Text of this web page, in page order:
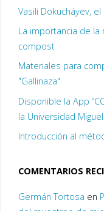
Vasili Dokucháyev,
La importancia de la
compost
Materiales para
"Gallinaza"
Disponible la App
la Universidad
Introducción al
COMENTARIOS
Germán Tortosa en